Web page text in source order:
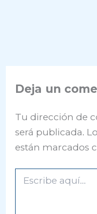
Deja un
Tu dirección de
será publicada.
están marcados
aquí...